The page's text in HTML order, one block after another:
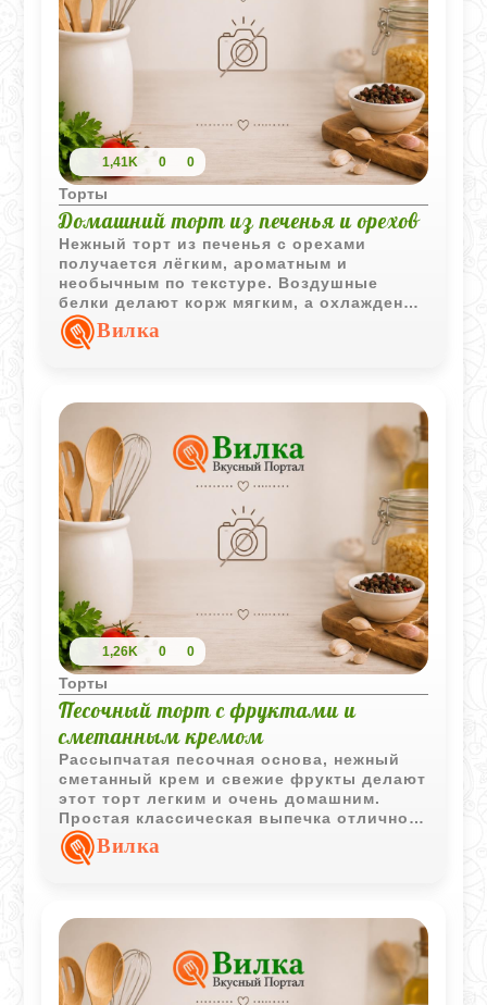
1,41K 0 0
Торты
Домашний торт из печенья и орехов
Нежный торт из печенья с орехами
получается лёгким, ароматным и
необычным по текстуре. Воздушные
белки делают корж мягким, а охлаждение
помогает десерту стать более плотным и
насыщенным.
Вилка
1,26K 0 0
Торты
Песочный торт с фруктами и
сметанным кремом
Рассыпчатая песочная основа, нежный
сметанный крем и свежие фрукты делают
этот торт легким и очень домашним.
Простая классическая выпечка отлично
подходит для уютного чаепития и
летнего десерта.
Вилка